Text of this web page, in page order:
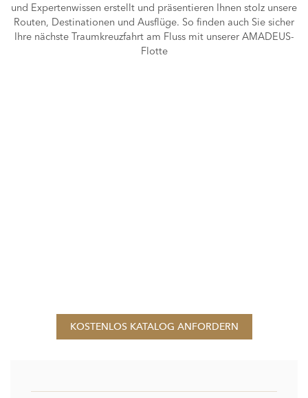
und Expertenwissen erstellt und präsentieren Ihnen stolz unsere
Routen, Destinationen und Ausflüge. So finden auch Sie sicher
Ihre nächste Traumkreuzfahrt am Fluss mit unserer AMADEUS-
Flotte
KOSTENLOS KATALOG ANFORDERN